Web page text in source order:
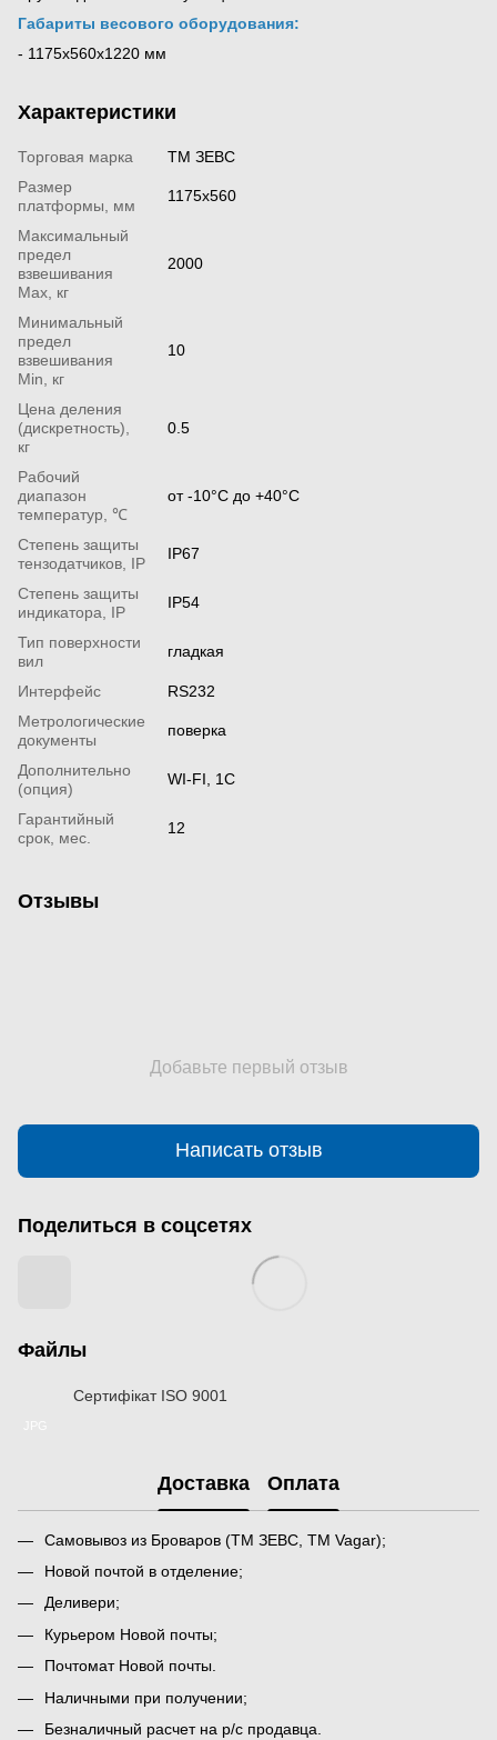
Габариты весового оборудования:
- 1175х560х1220 мм
Характеристики
Торговая марка
ТМ ЗЕВС
Размер
платформы, мм
1175х560
Максимальный
предел
взвешивания
Мах, кг
2000
Минимальный
предел
взвешивания
Min, кг
10
Цена деления
(дискретность),
кг
0.5
Рабочий
диапазон
температур, ℃
от -10°С до +40°С
Степень защиты
тензодатчиков, IP
IP67
Степень защиты
индикатора, IP
IP54
Тип поверхности
вил
гладкая
Интерфейс
RS232
Метрологические
документы
поверка
Дополнительно
(опция)
WI-FI, 1С
Гарантийный
срок, мес.
12
Отзывы
Добавьте первый отзыв
Написать отзыв
Поделиться в соцсетях
Файлы
Сертифікат ISO 9001
Доставка Оплата
Самовывоз из Броваров (ТМ ЗЕВС, ТМ Vagar);
Новой почтой в отделение;
Деливери;
Курьером Новой почты;
Почтомат Новой почты.
Наличными при получении;
Безналичный расчет на р/с продавца.